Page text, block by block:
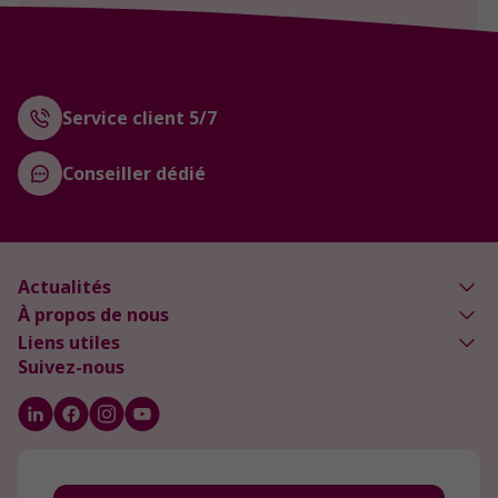
Service client 5/7
Conseiller dédié
Actualités
À propos de nous
Liens utiles
Suivez-nous